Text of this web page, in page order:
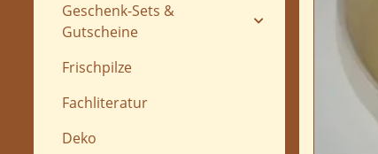
Geschenk-Sets &
Gutscheine
Frischpilze
Fachliteratur
Deko